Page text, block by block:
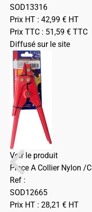
SOD13316
Prix HT : 42,99 € HT
Prix TTC : 51,59 € TTC
Diffusé sur le site
Voir le produit
Pince A Collier Nylon /
Ref :
SOD12665
Prix HT : 28,21 € HT